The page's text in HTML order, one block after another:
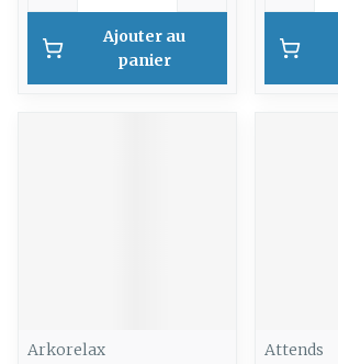
Ajouter au
panier
Arkorelax
Attends